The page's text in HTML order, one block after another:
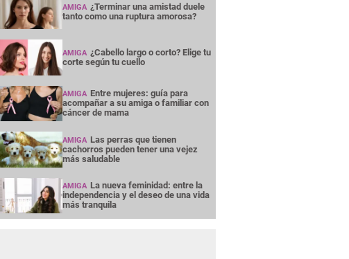
AMIGA ¿Terminar una amistad duele
tanto como una ruptura amorosa?
AMIGA ¿Cabello largo o corto? Elige tu
corte según tu cuello
AMIGA Entre mujeres: guía para
acompañar a su amiga o familiar con
cáncer de mama
AMIGA Las perras que tienen
cachorros pueden tener una vejez
más saludable
AMIGA La nueva feminidad: entre la
independencia y el deseo de una vida
más tranquila